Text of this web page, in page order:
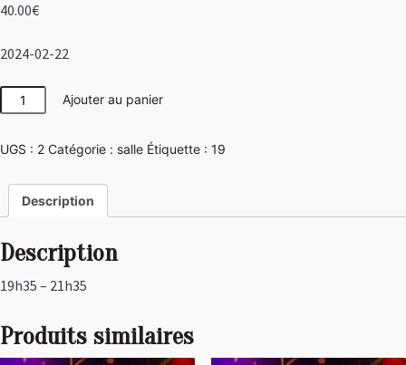
40.00€
2024-02-22
quantité
de
Vegas
Ajouter au panier
UGS : 2 Catégorie : salle Étiquette : 19
Description
Description
19h35 – 21h35
Produits similaires